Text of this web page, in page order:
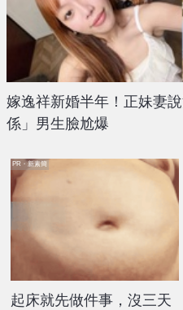
嫁逸祥新婚半年！正妹妻
係」男生臉尬爆
起床就先做件事，沒三天
PR・新素簡